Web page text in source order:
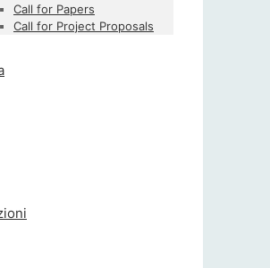
Call for Papers
Call for Project Proposals